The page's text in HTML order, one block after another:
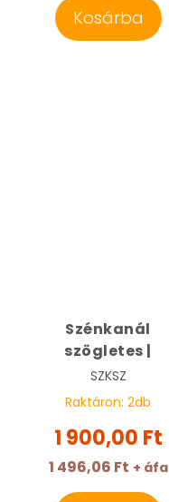
Kosárba
Szénkanál
szögletes |
SZKSZ
Raktáron: 2db
1 900,00 Ft
1 496,06 Ft + áfa